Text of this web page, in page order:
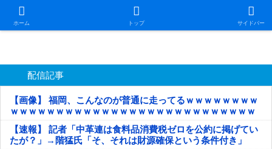
ホーム トップ サイドバー
日本第一！ニュース録
配信記事
【画像】 福岡、こんなのが普通に走ってるｗｗｗｗｗｗｗｗ
ｗｗｗｗｗｗｗｗｗｗｗｗｗｗｗｗｗｗｗｗｗｗｗｗｗｗｗ
ｗｗｗｗｗ
【速報】 記者「中革連は食料品消費税ゼロを公約に掲げてい
たが？」→階猛氏「そ、それは財源確保という条件付き」